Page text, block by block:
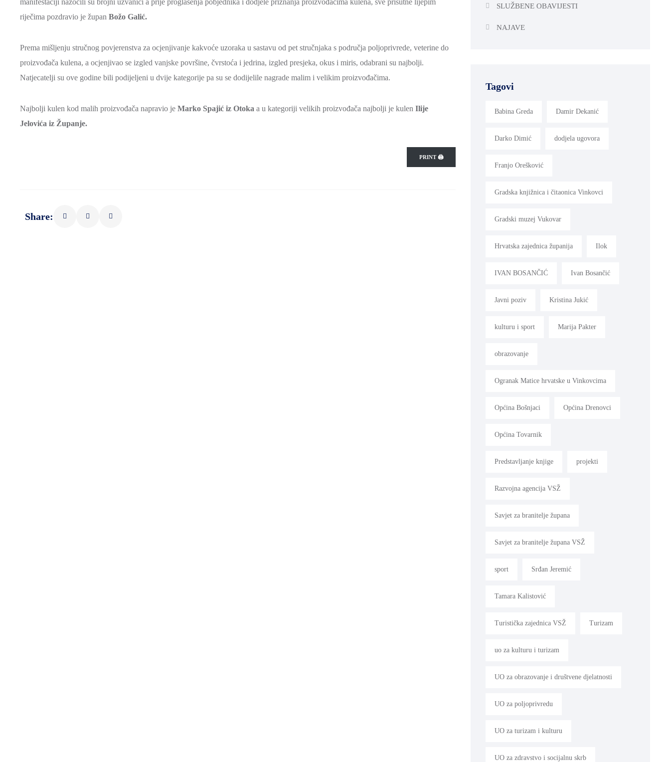
riječima pozdravio je župan Božo Galić.
Prema mišljenju stručnog povjerenstva za ocjenjivanje kakvoće uzoraka u sastavu od pet stručnjaka s područja poljoprivrede, veterine do
proizvođača kulena, a ocjenjivao se izgled vanjske površine, čvrstoća i jedrina, izgled presjeka, okus i miris, odabrani su najbolji.
Natjecatelji su ove godine bili podijeljeni u dvije kategorije pa su se dodijelile nagrade malim i velikim proizvođačima.
Najbolji kulen kod malih proizvođača napravio je Marko Spajić iz Otoka a u kategoriji velikih proizvođača najbolji je kulen Ilije
Jelovića iz Županje.
PRINT 🖨
Share:
SLUŽBENE OBAVIJESTI
NAJAVE
Tagovi
Babina Greda Damir Dekanić
Darko Dimić dodjela ugovora
Franjo Orešković
Gradska knjižnica i čitaonica Vinkovci
Gradski muzej Vukovar
Hrvatska zajednica županija Ilok
IVAN BOSANČIĆ Ivan Bosančić
Javni poziv Kristina Jukić
kulturu i sport Marija Pakter
obrazovanje
Ogranak Matice hrvatske u Vinkovcima
Općina Bošnjaci Općina Drenovci
Općina Tovarnik
Predstavljanje knjige projekti
Razvojna agencija VSŽ
Savjet za branitelje župana
Savjet za branitelje župana VSŽ
sport Srđan Jeremić
Tamara Kalistović
Turistička zajednica VSŽ Turizam
uo za kulturu i turizam
UO za obrazovanje i društvene djelatnosti
UO za poljoprivredu
UO za turizam i kulturu
UO za zdravstvo i socijalnu skrb